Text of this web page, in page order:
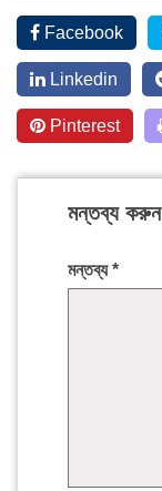
Facebook
Linkedin
Pinterest
মন্তব্য করুন
মন্তব্য*